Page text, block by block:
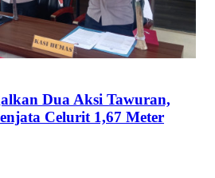
Dua Aksi Tawuran,
Celurit 1,67 Meter